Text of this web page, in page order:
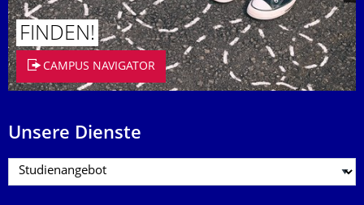
FINDEN!
CAMPUS NAVIGATOR
Unsere Dienste